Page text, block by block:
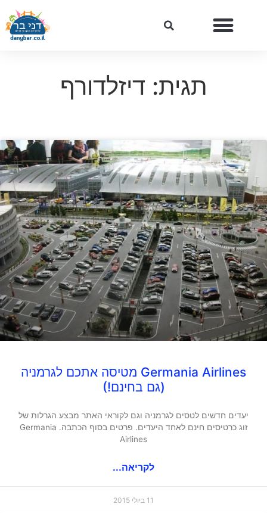
תגית: דיזלדורף
Germania Airlines מטיסה אתכם לגרמניה
(גם בחינם!)
יעדים חדשים לטסים לגרמניה וגם לקוראי האתר מבצע הגרלות של
זוג כרטיסים חינם לאחד היעדים. פרטים בסוף הכתבה. Germania
Airlines
לקריאה...
11 ביולי 2015